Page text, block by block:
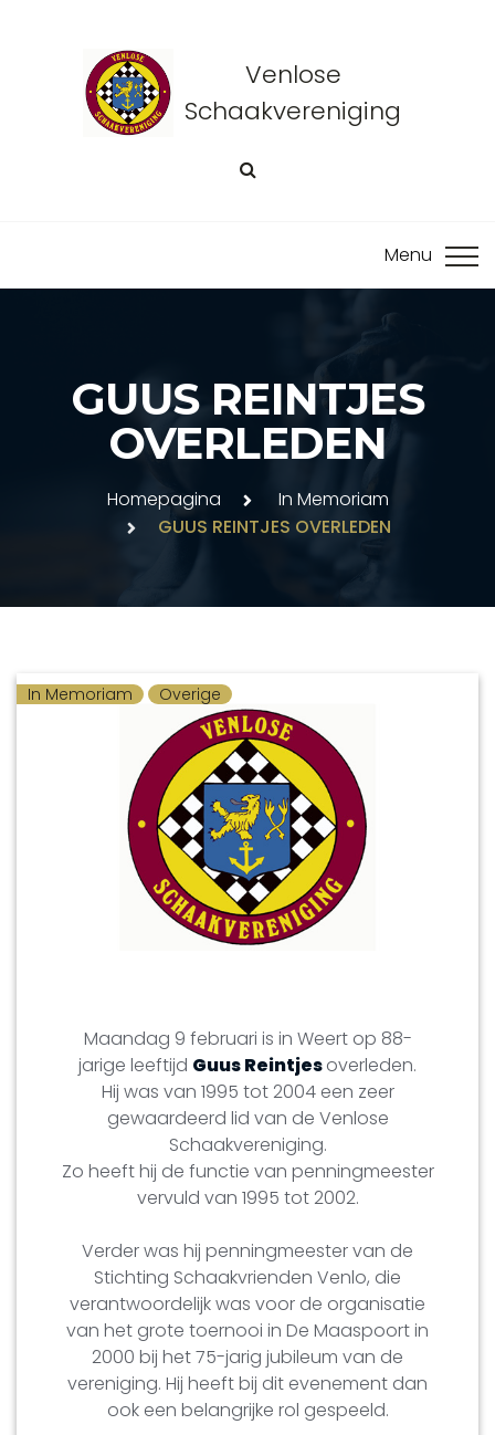
Venlose
Schaakvereniging
GUUS REINTJES
OVERLEDEN
Homepagina
In Memoriam
GUUS REINTJES OVERLEDEN
In Memoriam Overige
Maandag 9 februari is in Weert op 88-
jarige leeftijd Guus Reintjesoverleden.
Hij was van 1995 tot 2004 een zeer
gewaardeerd lid van de Venlose
Schaakvereniging.
Zo heeft hij de functie van penningmeester
vervuld van 1995 tot 2002.
Verder was hij penningmeester van de
Stichting Schaakvrienden Venlo, die
verantwoordelijk was voor de organisatie
van het grote toernooi in De Maaspoort in
2000 bij het 75-jarig jubileum van de
vereniging. Hij heeft bij dit evenement dan
ook een belangrijke rol gespeeld.